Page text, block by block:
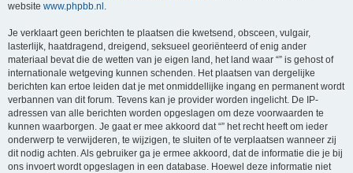
website www.phpbb.nl .
Je verklaart geen berichten te plaatsen die kwetsend, obsceen, vulgair,
lasterlijk, haatdragend, dreigend, seksueel georiënteerd of enig ander
materiaal bevat die de wetten van je eigen land, het land waar “” is gehost of
internationale wetgeving kunnen schenden. Het plaatsen van dergelijke
berichten kan ertoe leiden dat je met onmiddellijke ingang en permanent wordt
verbannen van dit forum. Tevens kan je provider worden ingelicht. De IP-
adressen van alle berichten worden opgeslagen om deze voorwaarden te
kunnen waarborgen. Je gaat er mee akkoord dat “” het recht heeft om ieder
onderwerp te verwijderen, te wijzigen, te sluiten of te verplaatsen wanneer zij
dit nodig achten. Als gebruiker ga je ermee akkoord, dat de informatie die je bij
ons invoert wordt opgeslagen in een database. Hoewel deze informatie niet